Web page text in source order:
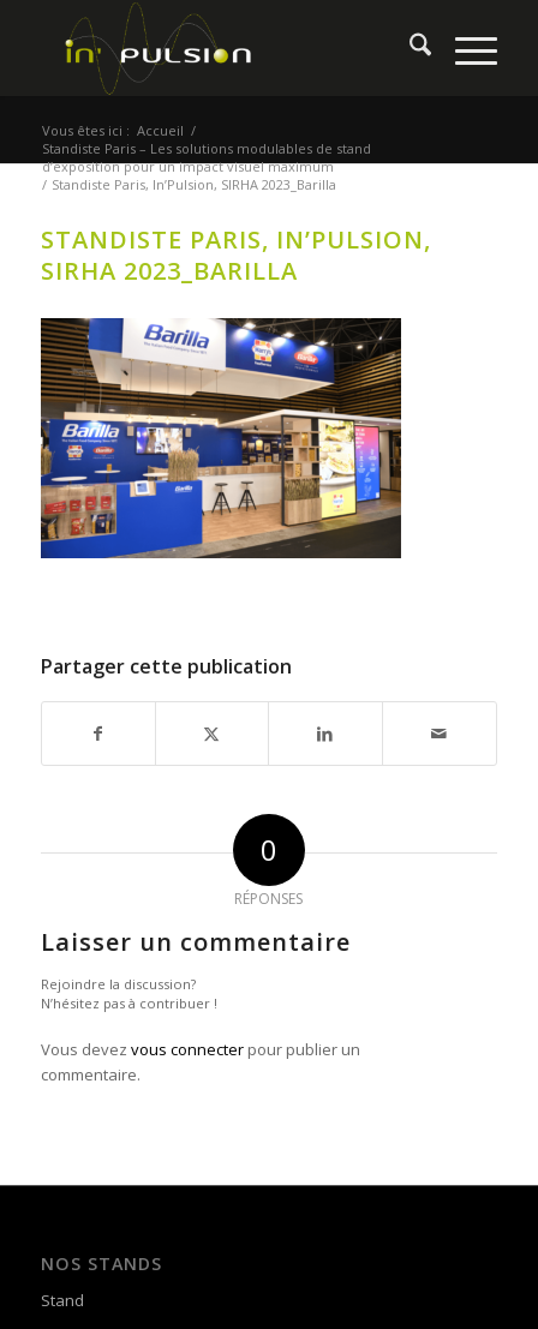
Vous êtes ici : Accueil /
Standiste Paris – Les solutions modulables de stand
d’exposition pour un impact visuel maximum
/ Standiste Paris, In’Pulsion, SIRHA 2023_Barilla
STANDISTE PARIS, IN’PULSION,
SIRHA 2023_BARILLA
Partager cette publication
0
RÉPONSES
Laisser un commentaire
Rejoindre la discussion?
N’hésitez pas à contribuer !
Vous devez vous connecterpour publier un
commentaire.
NOS STANDS
Stand